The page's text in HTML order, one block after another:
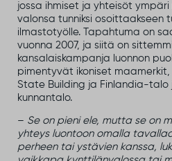
jossa ihmiset ja yhteisöt
valonsa tunniksi osoittaakseen
ilmastotyölle. Tapahtuma on
vuonna 2007, ja siitä on
kansalaiskampanja luonnon
pimentyvät ikoniset
State Building ja Finlandia-talo
kunnantalo.
– Se on pieni ele, mutta se on
yhteys luontoon omalla
perheen tai ystävien kanssa,